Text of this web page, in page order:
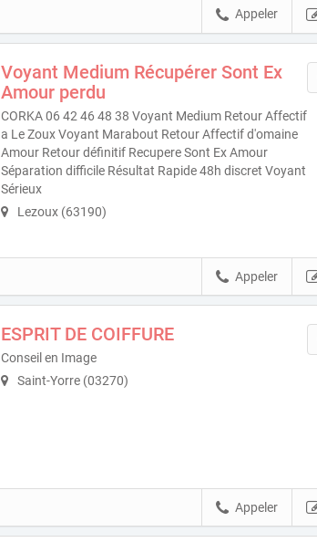
Appeler
Voyant Medium Récupérer Sont Ex
Amour perdu
CORKA 06 42 46 48 38 Voyant Medium Retour Affectif
a Le Zoux Voyant Marabout Retour Affectif d'omaine
Amour Retour définitif Recupere Sont Ex Amour
Séparation difficile Résultat Rapide 48h discret Voyant
Sérieux
Lezoux (63190)
Appeler
ESPRIT DE COIFFURE
Conseil en Image
Saint-Yorre (03270)
Appeler